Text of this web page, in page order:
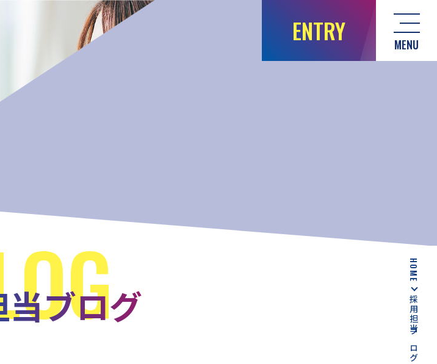
ENTRY MENU
ブログ
HOME
採用担当ブログ